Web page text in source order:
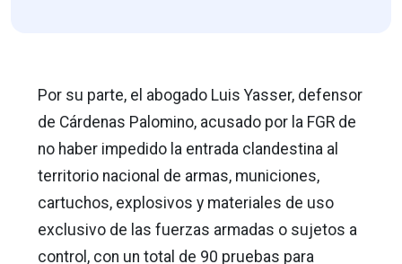
Por su parte, el abogado Luis Yasser, defensor
de Cárdenas Palomino, acusado por la FGR de
no haber impedido la entrada clandestina al
territorio nacional de armas, municiones,
cartuchos, explosivos y materiales de uso
exclusivo de las fuerzas armadas o sujetos a
control, con un total de 90 pruebas para